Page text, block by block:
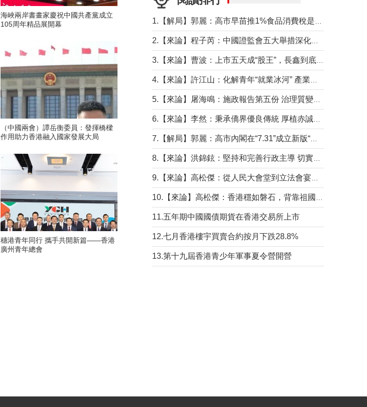
海峽兩岸書畫家慶祝中國共產黨成立
105周年精品展開幕
（中國兩會）譚岳衡委員：發揮橋樑
作用助力香港融入國家發展大局
穗港青年同行 攜手共開新篇——香港
廣州青年總會
11.五年期中國國債期貨在香港交易所上市
12.七月香港樓宇買賣合約按月下跌28.8%
13.第十九屆香港青少年軍事夏令營開營